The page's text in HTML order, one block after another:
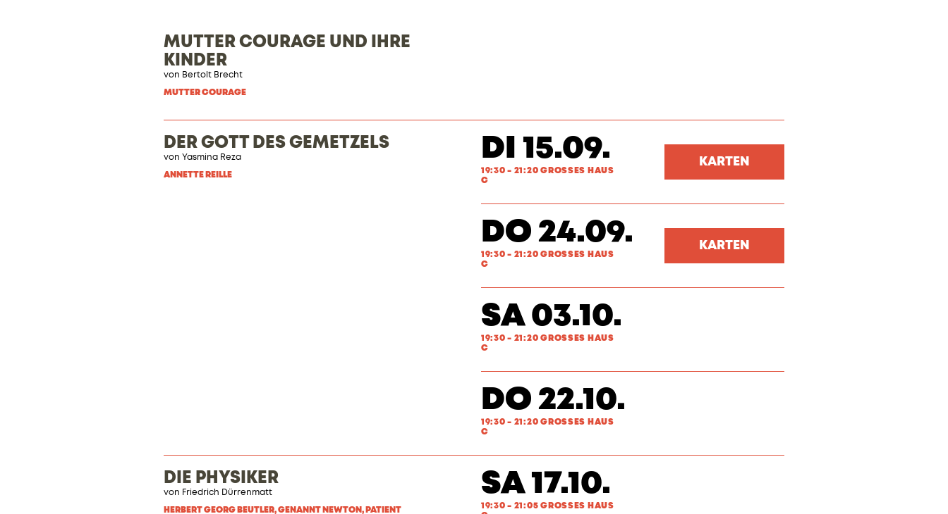
MUTTER COURAGE UND IHRE
KINDER
von Bertolt Brecht
MUTTER COURAGE
DER GOTT DES GEMETZELS
von Yasmina Reza
ANNETTE REILLE
DI 15.09.
19:30 - 21:20 GROSSES HAUS
C
KARTEN
DO 24.09.
19:30 - 21:20 GROSSES HAUS
C
KARTEN
SA 03.10.
19:30 - 21:20 GROSSES HAUS
C
DO 22.10.
19:30 - 21:20 GROSSES HAUS
C
DIE PHYSIKER
von Friedrich Dürrenmatt
HERBERT GEORG BEUTLER, GENANNT NEWTON, PATIENT
SA 17.10.
19:30 - 21:05 GROSSES HAUS